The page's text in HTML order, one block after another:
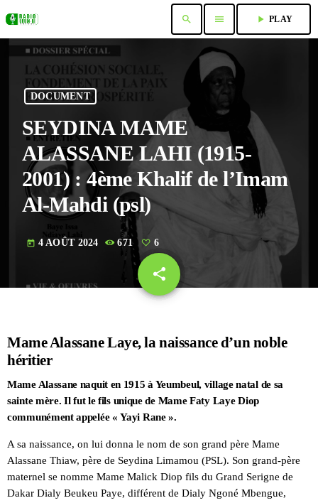
search menu play_arrow PLAY
DOCUMENT
SEYDINA MAME
ALASSANE LAHI (1915-
2001) : 4ème Khalif de l’Imam
Al-Mahdi (psl)
today 4 AOÛT 2024 671 6
share
email
Mame Alassane Laye, la naissance d’un noble
héritier
Mame Alassane naquit en 1915 à Yeumbeul, village natal de sa
sainte mère. Il fut le fils unique de Mame Faty Laye Diop
communément appelée « Yayi Rane ».
A sa naissance, on lui donna le nom de son grand père Mame
Alassane Thiaw, père de Seydina Limamou (PSL). Son grand-père
maternel se nomme Mame Malick Diop fils du Grand Serigne de
Dakar Dialy Beukeu Paye, différent de Dialy Ngoné Mbengue,